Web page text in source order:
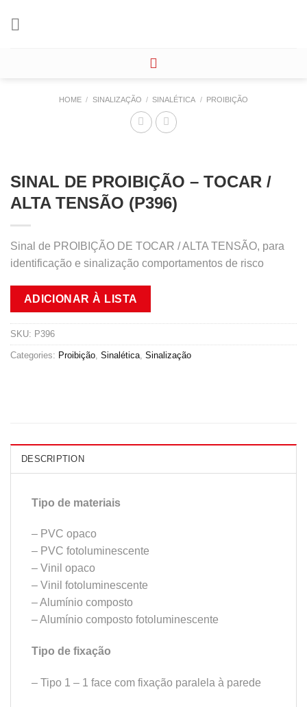
HOME / SINALIZAÇÃO / SINALÉTICA / PROIBIÇÃO
SINAL DE PROIBIÇÃO – TOCAR /
ALTA TENSÃO (P396)
Sinal de PROIBIÇÃO DE TOCAR / ALTA TENSÃO, para
identificação e sinalização comportamentos de risco
ADICIONAR À LISTA
SKU: P396
Categories: Proibição Sinalética Sinalização
DESCRIPTION
Tipo de materiais
– PVC opaco
– PVC fotoluminescente
– Vinil opaco
– Vinil fotoluminescente
– Alumínio composto
– Alumínio composto fotoluminescente
Tipo de fixação
– Tipo 1 – 1 face com fixação paralela à parede